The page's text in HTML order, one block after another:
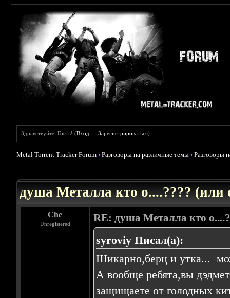
Здравствуйте, Гость! (Вход —Зарегистрироваться)
Metal Torrent Tracker Forum ›Разговоры на различные темы ›Разговоры
душа Металла кто о....???? (или
Che
Unregistered
RE: душа Металла кто
syroviy Писал(а):
Шикарно,берц и утка...
А вообще ребята,вы
защищаете от голодных